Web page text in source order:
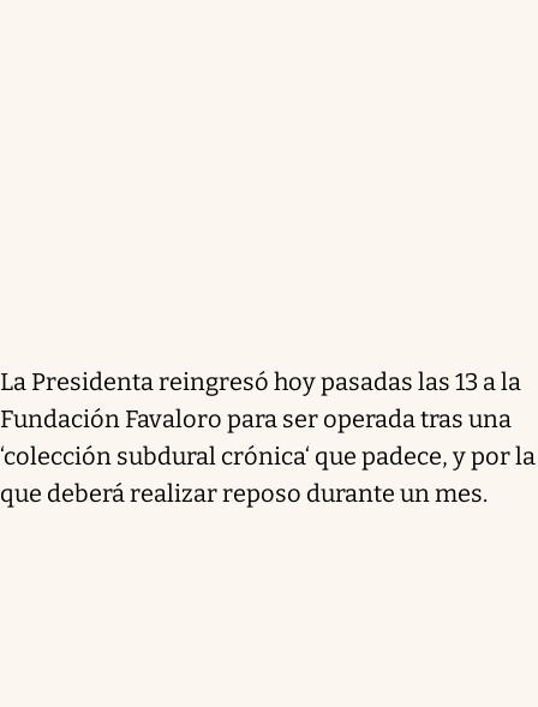
La Presidenta reingresó hoy pasadas las 13 a la
Fundación Favaloro para ser operada tras una
‘colección subdural crónica‘ que padece, y por la
que deberá realizar reposo durante un mes.